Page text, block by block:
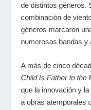
de distintos géneros.
combinación de
géneros marcaron
numerosas bandas y
A más de cinco
Child Is Father to the
que la innovación y
a obras atemporales